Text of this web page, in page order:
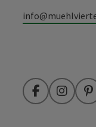
Facebook